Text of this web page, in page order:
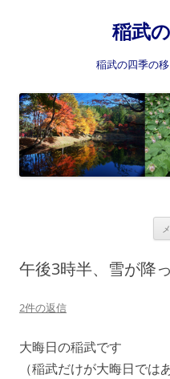
稲武
稲武の四季の
午後3時半、雪が降
2件の返信
大晦日の稲武です
（稲武だけが大晦日では